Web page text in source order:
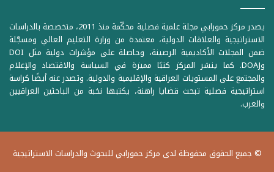
يصدر مركز حمورابي مجلة علمية فصلية محكّمة منذ 2011، متخصصة بالدراسات
الاستراتيجية والعلاقات الدولية، معتمدة من وزارة التعليم العالي ومسجّلة
ضمن المجلات الأكاديمية الرصينة، وحاصلة على مؤشرات دولية مثل DOI
وDOAJ. كما ينشر المركز كتبًا مميزة في السياسة والاقتصاد والإعلام
والمجتمع على المستويات العراقية والإقليمية والدولية. وتصدر عنه أيضًا كراسة
استراتيجية فصلية تبحث قضايا راهنة، يكتبها نخبة من الباحثين العراقيين
والعرب.
© جميع الحقوق محفوظة لدى مركز حمورابي للبحوث والدراسات الاستراتيجية